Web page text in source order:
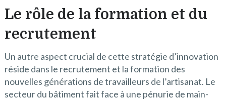
Le rôle de la formation et du
recrutement
Un autre aspect crucial de cette stratégie d’innovation
réside dans le recrutement et la formation des
nouvelles générations de travailleurs de l’artisanat. Le
secteur du bâtiment fait face à une pénurie de main-